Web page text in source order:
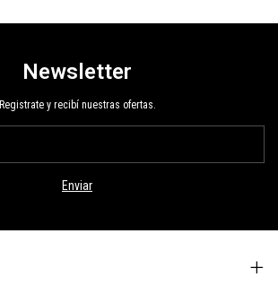
Newsletter
Registrate y recibí nuestras ofertas.